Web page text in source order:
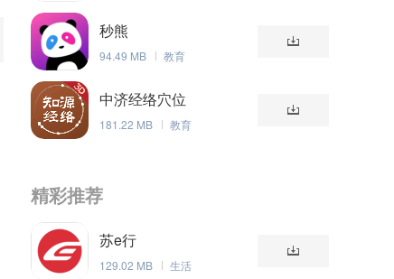
秒熊
94.49 MB 教育
中济经络穴位
181.22 MB 教育
精彩推荐
苏e行
129.02 MB 生活